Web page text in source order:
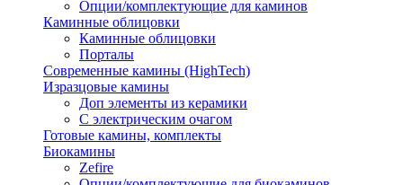
Опции/комплектующие для каминов
Каминные облицовки
Каминные облицовки
Порталы
Современные камины (HighTech)
Изразцовые камины
Доп элементы из керамики
С электрическим очагом
Готовые камины, комплекты
Биокамины
Zefire